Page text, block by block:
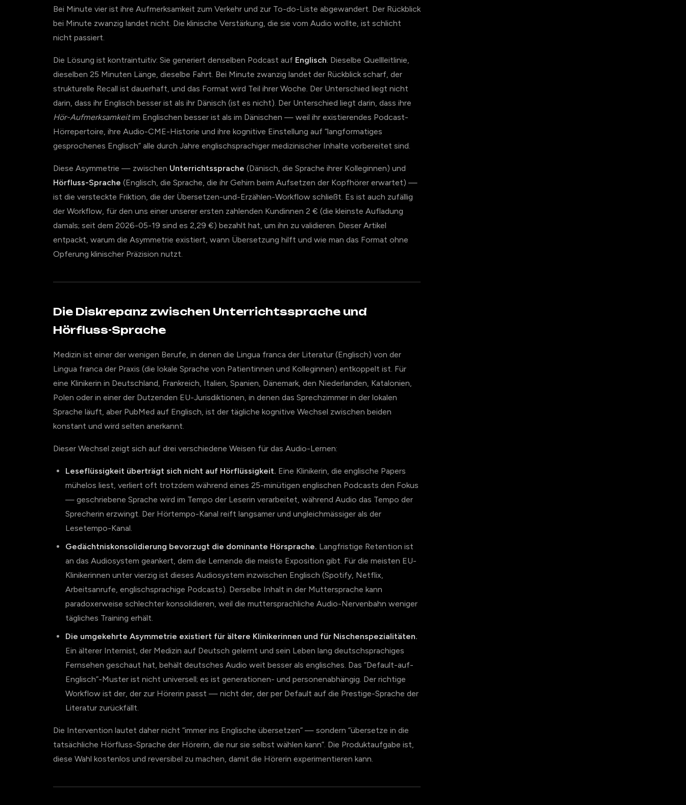
Bei Minute vier ist ihre Aufmerksamkeit zum Verkehr und zur To-do-Liste abgewandert. Der Rückblick
bei Minute zwanzig landet nicht. Die klinische Verstärkung, die sie vom Audio wollte, ist schlicht
nicht passiert.
Die Lösung ist kontraintuitiv: Sie generiert denselben Podcast auf Englisch. Dieselbe Quellleitlinie,
dieselben 25 Minuten Länge, dieselbe Fahrt. Bei Minute zwanzig landet der Rückblick scharf, der
strukturelle Recall ist dauerhaft, und das Format wird Teil ihrer Woche. Der Unterschied liegt nicht
darin, dass ihr Englisch besser ist als ihr Dänisch (ist es nicht). Der Unterschied liegt darin, dass ihre
Hör-Aufmerksamkeitim Englischen besser ist als im Dänischen — weil ihr existierendes Podcast-
Hörrepertoire, ihre Audio-CME-Historie und ihre kognitive Einstellung auf “langformatiges
gesprochenes Englisch” alle durch Jahre englischsprachiger medizinischer Inhalte vorbereitet sind.
Diese Asymmetrie — zwischen Unterrichtssprache (Dänisch, die Sprache ihrer Kolleginnen) und
Hörfluss-Sprache (Englisch, die Sprache, die ihr Gehirn beim Aufsetzen der Kopfhörer erwartet) —
ist die versteckte Friktion, die der Übersetzen-und-Erzählen-Workflow schließt. Es ist auch zufällig
der Workflow, für den uns einer unserer ersten zahlenden Kundinnen 2 € (die kleinste Aufladung
damals; seit dem 2026-05-19 sind es 2,29 €) bezahlt hat, um ihn zu validieren. Dieser Artikel
entpackt, warum die Asymmetrie existiert, wann Übersetzung hilft und wie man das Format ohne
Opferung klinischer Präzision nutzt.
Die Diskrepanz zwischen Unterrichtssprache und
Hörfluss-Sprache
Medizin ist einer der wenigen Berufe, in denen die Lingua franca der Literatur (Englisch) von der
Lingua franca der Praxis (die lokale Sprache von Patientinnen und Kolleginnen) entkoppelt ist. Für
eine Klinikerin in Deutschland, Frankreich, Italien, Spanien, Dänemark, den Niederlanden, Katalonien,
Polen oder in einer der Dutzenden EU-Jurisdiktionen, in denen das Sprechzimmer in der lokalen
Sprache läuft, aber PubMed auf Englisch, ist der tägliche kognitive Wechsel zwischen beiden
konstant und wird selten anerkannt.
Dieser Wechsel zeigt sich auf drei verschiedene Weisen für das Audio-Lernen:
Leseflüssigkeit überträgt sich nicht auf Hörflüssigkeit. Eine Klinikerin, die englische Papers
mühelos liest, verliert oft trotzdem während eines 25-minütigen englischen Podcasts den Fokus
— geschriebene Sprache wird im Tempo der Leserin verarbeitet, während Audio das Tempo der
Sprecherin erzwingt. Der Hörtempo-Kanal reift langsamer und ungleichmässiger als der
Lesetempo-Kanal.
Gedächtniskonsolidierung bevorzugt die dominante Hörsprache. Langfristige Retention ist
an das Audiosystem geankert, dem die Lernende die meiste Exposition gibt. Für die meisten EU-
Klinikerinnen unter vierzig ist dieses Audiosystem inzwischen Englisch (Spotify, Netflix,
Arbeitsanrufe, englischsprachige Podcasts). Derselbe Inhalt in der Muttersprache kann
paradoxerweise schlechter konsolidieren, weil die muttersprachliche Audio-Nervenbahn weniger
tägliches Training erhält.
Die umgekehrte Asymmetrie existiert für ältere Klinikerinnen und für Nischenspezialitäten.
Ein älterer Internist, der Medizin auf Deutsch gelernt und sein Leben lang deutschsprachiges
Fernsehen geschaut hat, behält deutsches Audio weit besser als englisches. Das “Default-auf-
Englisch”-Muster ist nicht universell; es ist generationen- und personenabhängig. Der richtige
Workflow ist der, der zur Hörerin passt — nicht der, der per Default auf die Prestige-Sprache der
Literatur zurückfällt.
Die Intervention lautet daher nicht “immer ins Englische übersetzen” — sondern “übersetze in die
tatsächliche Hörfluss-Sprache der Hörerin, die nur sie selbst wählen kann”. Die Produktaufgabe ist,
diese Wahl kostenlos und reversibel zu machen, damit die Hörerin experimentieren kann.